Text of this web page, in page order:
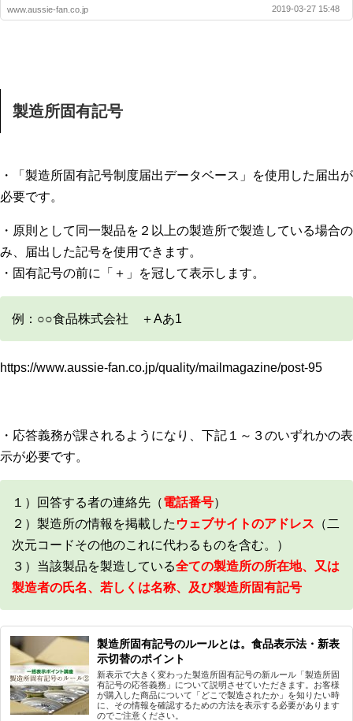
www.aussie-fan.co.jp 2019-03-27 15:48
製造所固有記号
・「製造所固有記号制度届出データベース」を使用した届出が
必要です。
・原則として同一製品を２以上の製造所で製造している場合の
み、届出した記号を使用できます。
・固有記号の前に「＋」を冠して表示します。
例：○○食品株式会社 ＋Aあ1
https://www.aussie-fan.co.jp/quality/mailmagazine/post-95
・応答義務が課されるようになり、下記１～３のいずれかの表
示が必要です。
１）回答する者の連絡先（電話番号）
２）製造所の情報を掲載した ウェブサイトのアドレス （二
次元コードその他のこれに代わるものを含む。）
３）当該製品を製造している全ての製造所の所在地、又は
製造者の氏名、若しくは名称、及び製造所固有記号
製造所固有記号のルールとは。食品表示法・新表
示切替のポイント
新表示で大きく変わった製造所固有記号の新ルール「製造所固
有記号の応答義務」について説明させていただきます。お客様
が購入した商品について「どこで製造されたか」を知りたい時
に、その情報を確認するための方法を表示する必要があります
のでご注意ください。